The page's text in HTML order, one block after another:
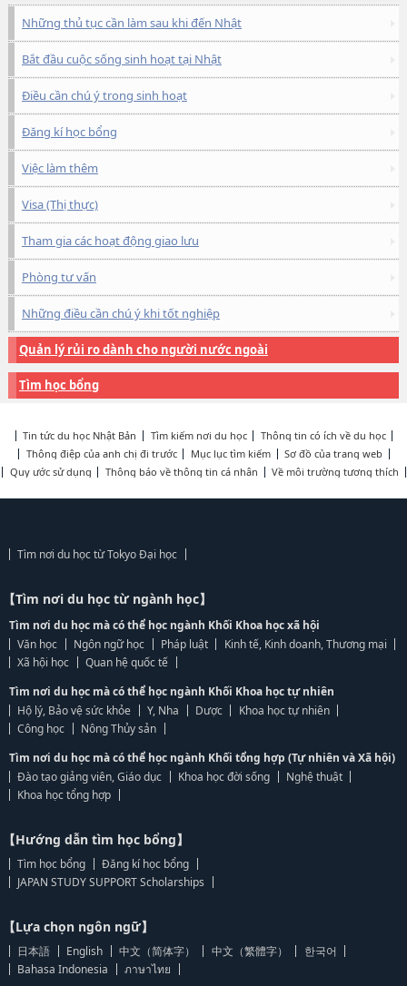
Những thủ tục cần làm sau khi đến Nhật
Bắt đầu cuộc sống sinh hoạt tại Nhật
Điều cần chú ý trong sinh hoạt
Đăng kí học bổng
Việc làm thêm
Visa (Thị thực)
Tham gia các hoạt động giao lưu
Phòng tư vấn
Những điều cần chú ý khi tốt nghiệp
Quản lý rủi ro dành cho người nước ngoài
Tìm học bổng
Tin tức du học Nhật Bản Tìm kiếm nơi du học
Thông tin có ích về du học
Thông điệp của anh chị đi trước
Mục lục tìm kiếm
Sơ đồ của trang web
Quy ước sử dụng
Thông báo về thông tin cá nhân Về môi trường tương thích
Tìm nơi du học từ Tokyo Đại học
【Tìm nơi du học từ ngành học】
Tìm nơi du học mà có thể học ngành Khối Khoa học xã hội
Văn học
Ngôn ngữ học Pháp luật
Kinh tế, Kinh doanh, Thương mại
Xã hội học
Quan hệ quốc tế
Tìm nơi du học mà có thể học ngành Khối Khoa học tự nhiên
Hộ lý, Bảo vệ sức khỏe
Y, Nha Dược
Khoa học tự nhiên
Công học
Nông Thủy sản
Tìm nơi du học mà có thể học ngành Khối tổng hợp (Tự nhiên và Xã hội)
Đào tạo giảng viên, Giáo dục
Khoa học đời sống
Nghệ thuật
Khoa học tổng hợp
【Hướng dẫn tìm học bổng】
Tìm học bổng
Đăng kí học bổng
JAPAN STUDY SUPPORT Scholarships
【Lựa chọn ngôn ngữ】
日本語 English 中文（简体字） 中文（繁體字）
한국어
Bahasa Indonesia
ภาษาไทย